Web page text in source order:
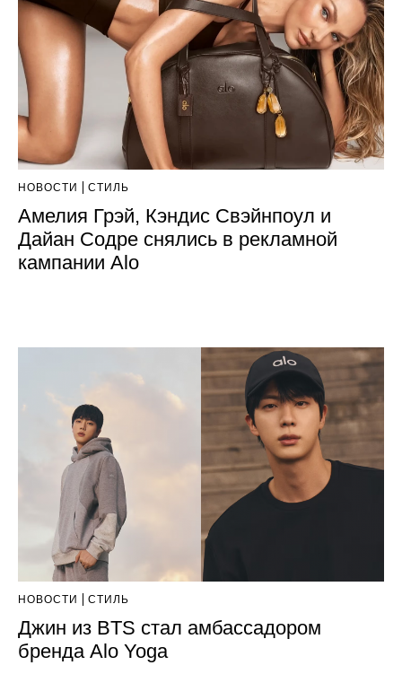
НОВОСТИ СТИЛЬ
Амелия Грэй, Кэндис Свэйнпоул и
Дайан Содре снялись в рекламной
кампании Alo
НОВОСТИ СТИЛЬ
Джин из BTS стал амбассадором
бренда Alo Yoga